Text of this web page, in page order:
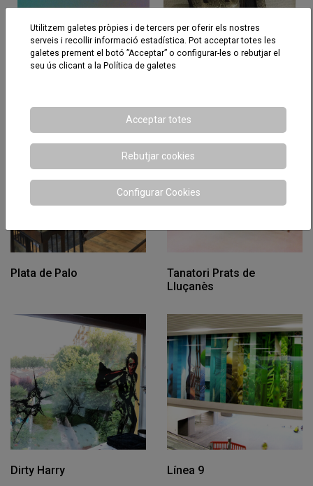
Plata de Palo
Tanatori Prats de
Lluçanès
Dirty Harry Línea 9
Utilitzem galetes pròpies i de tercers per oferir els nostres
serveis i recollir informació estadística. Pot acceptar totes les
galetes prement el botó ”Acceptar” o configurar-les o rebutjar el
seu ús clicant a la Política de galetes
Acceptar totes
Rebutjar cookies
Configurar Cookies